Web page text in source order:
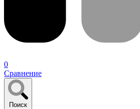
0
Сравнение
Поиск